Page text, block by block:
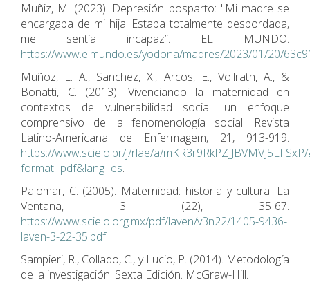
Muñiz, M. (2023). Depresión posparto: "Mi madre se
encargaba de mi hija. Estaba totalmente desbordada,
me sentía incapaz”. EL MUNDO.
https://www.elmundo.es/yodona/madres/2023/01/20/
Muñoz, L. A., Sanchez, X., Arcos, E., Vollrath, A., &
Bonatti, C. (2013). Vivenciando la maternidad en
contextos de vulnerabilidad social: un enfoque
comprensivo de la fenomenología social. Revista
Latino-Americana de Enfermagem, 21, 913-919.
https://www.scielo.br/j/rlae/a/mKR3r9RkPZJJBVMVJ5LFSxP/
format=pdf&lang=es.
Palomar, C. (2005). Maternidad: historia y cultura. La
Ventana, 3 (22), 35-67.
https://www.scielo.org.mx/pdf/laven/v3n22/1405-9436-
laven-3-22-35.pdf.
Sampieri, R., Collado, C., y Lucio, P. (2014). Metodología
de la investigación. Sexta Edición. McGraw-Hill.